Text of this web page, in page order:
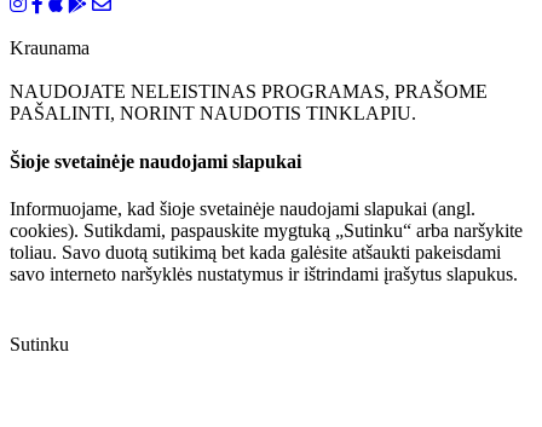
Kraunama
NAUDOJATE NELEISTINAS PROGRAMAS, PRAŠOME
PAŠALINTI, NORINT NAUDOTIS TINKLAPIU.
Šioje svetainėje naudojami slapukai
Informuojame, kad šioje svetainėje naudojami slapukai (angl.
cookies). Sutikdami, paspauskite mygtuką „Sutinku“ arba naršykite
toliau. Savo duotą sutikimą bet kada galėsite atšaukti pakeisdami
savo interneto naršyklės nustatymus ir ištrindami įrašytus slapukus.
Sutinku